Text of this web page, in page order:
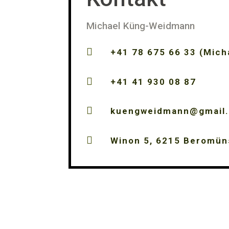
Michael Küng-Weidmann
 +41 78 675 66 33
 +41 41 930 08 87

 Winon 5, 6215